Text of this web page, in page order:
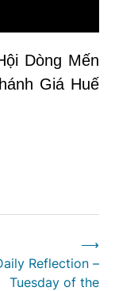
Dòng Mến
Giá Huế
Reflection –
Tuesday of the
⟶